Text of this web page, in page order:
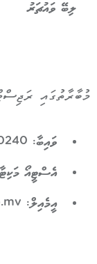
ލިބޭ ވައުޗަރު
މުބާރާތުގައި
ވައިބާ: 7980240
އެސްޓީއޯ
އީމެއިލް: makita@sto.mv